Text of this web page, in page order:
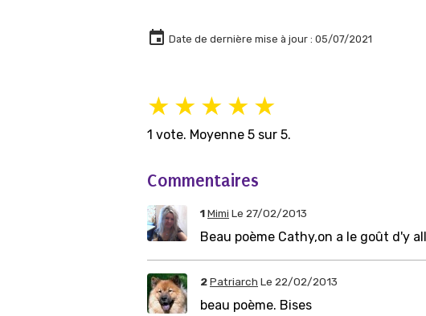
Date de dernière mise à jour : 05/07/2021
★ ★ ★ ★ ★
1 vote. Moyenne 5 sur 5.
Commentaires
1Mimi Le 27/02/2013
Beau poème Cathy,on a le goût d'y
2Patriarch Le 22/02/2013
beau poème. Bises